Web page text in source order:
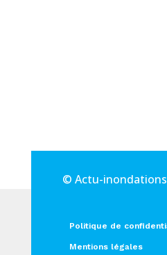
© Actu-inondations
Politique de
Mentions légales